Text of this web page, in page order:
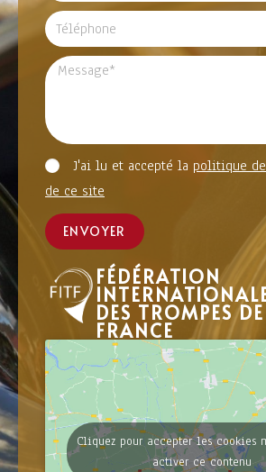
J'ai lu et accepté la politique
de ce site
ENVOYER
FÉDÉRATION
DES TROMPES DE
FRANCE
Cliquez pour accepter les cookies
activer ce contenu